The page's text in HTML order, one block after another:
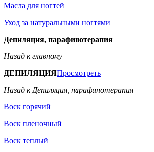
Масла для ногтей
Уход за натуральными ногтями
Депиляция, парафинотерапия
Назад к главному
ДЕПИЛЯЦИЯПросмотреть
Назад к Депиляция, парафинотерапия
Воск горячий
Воск пленочный
Воск теплый